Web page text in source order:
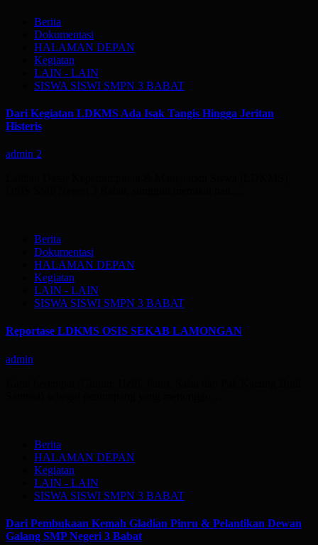
Berita
Dokumentasi
HALAMAN DEPAN
Kegiatan
LAIN - LAIN
SISWA SISWI SMPN 3 BABAT
Dari Kegiatan LDKMS Ada Isak Tangis Hingga Jeritan
Histeris
admin 2
Berita
Dokumentasi
HALAMAN DEPAN
Kegiatan
LAIN - LAIN
SISWA SISWI SMPN 3 BABAT
Reportase LDKMS OSIS SEKAB LAMONGAN
admin
Berita
HALAMAN DEPAN
Kegiatan
LAIN - LAIN
SISWA SISWI SMPN 3 BABAT
Dari Pembukaan Kemah Gladian Pinru & Pelantikan Dewan
Galang SMP Negeri 3 Babat